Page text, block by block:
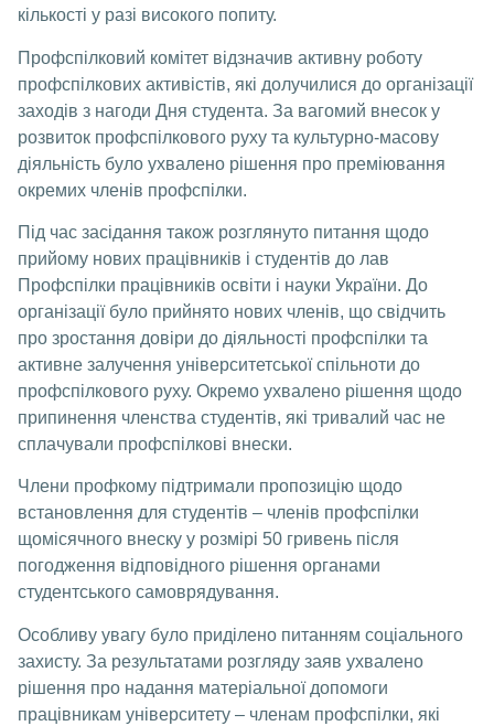
кількості у разі високого попиту.
Профспілковий комітет відзначив активну роботу
профспілкових активістів, які долучилися до організації
заходів з нагоди Дня студента. За вагомий внесок у
розвиток профспілкового руху та культурно-масову
діяльність було ухвалено рішення про преміювання
окремих членів профспілки.
Під час засідання також розглянуто питання щодо
прийому нових працівників і студентів до лав
Профспілки працівників освіти і науки України. До
організації було прийнято нових членів, що свідчить
про зростання довіри до діяльності профспілки та
активне залучення університетської спільноти до
профспілкового руху. Окремо ухвалено рішення щодо
припинення членства студентів, які тривалий час не
сплачували профспілкові внески.
Члени профкому підтримали пропозицію щодо
встановлення для студентів – членів профспілки
щомісячного внеску у розмірі 50 гривень після
погодження відповідного рішення органами
студентського самоврядування.
Особливу увагу було приділено питанням соціального
захисту. За результатами розгляду заяв ухвалено
рішення про надання матеріальної допомоги
працівникам університету – членам профспілки, які